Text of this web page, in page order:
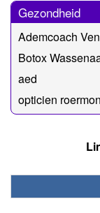
Gezondheid
Ademcoach
Botox
aed
opticien